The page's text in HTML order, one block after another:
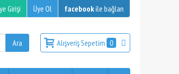
Girişi Üye Ol facebookile bağlan
Alışveriş Sepetim 0